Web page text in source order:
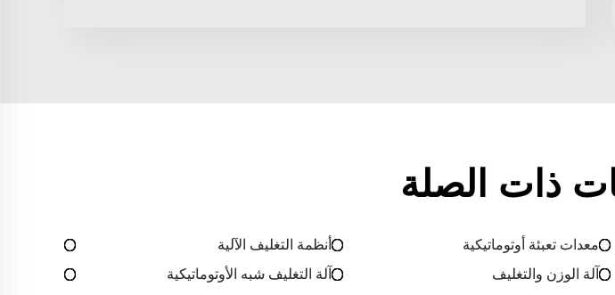
ذات الصلة
معدات تعبئة أوتوماتيكية
أنظمة التغليف الآلية
آلة الوزن والتغليف
آلة التغليف شبه الأوتوماتيكية